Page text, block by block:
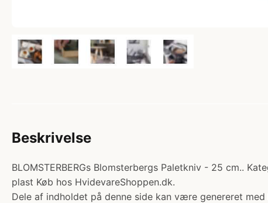
Beskrivelse
BLOMSTERBERGs Blomsterbergs Paletkniv - 25 cm..
plast Køb hos HvidevareShoppen.dk.
Dele af indholdet på denne side kan være genereret